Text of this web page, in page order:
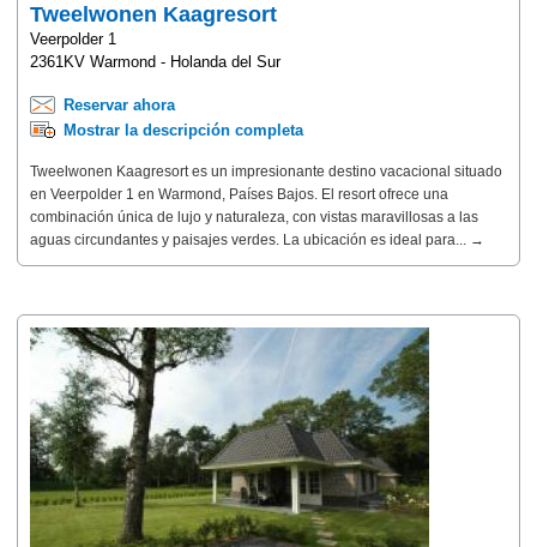
Tweelwonen Kaagresort
Veerpolder 1
2361KV Warmond - Holanda del Sur
Reservar ahora
Mostrar la descripción completa
Tweelwonen Kaagresort es un impresionante destino vacacional situado
en Veerpolder 1 en Warmond, Países Bajos. El resort ofrece una
combinación única de lujo y naturaleza, con vistas maravillosas a las
aguas circundantes y paisajes verdes. La ubicación es ideal para... →